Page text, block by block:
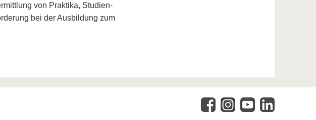
von Praktika, Studien-
bei der Ausbildung zum